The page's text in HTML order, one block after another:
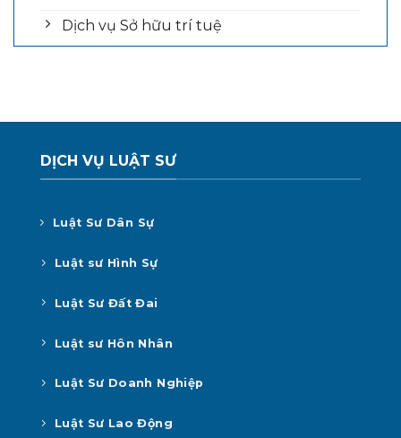
Dịch vụ Sở hữu trí tuệ
DỊCH VỤ LUẬT SƯ
Luật Sư Dân Sự
Luật sư Hình Sự
Luật Sư Đất Đai
Luật sư Hôn Nhân
Luật Sư Doanh Nghiệp
Luật Sư Lao Động